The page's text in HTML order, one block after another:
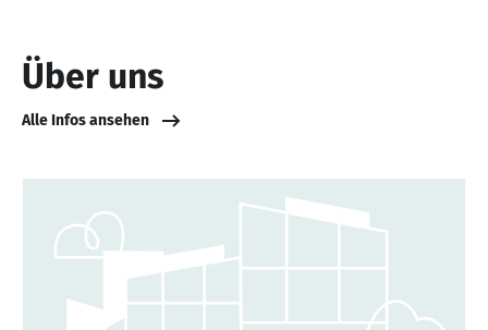
Über uns
Alle Infos ansehen